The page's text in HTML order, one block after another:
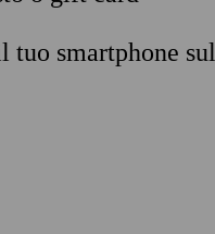
tuo smartphone sul